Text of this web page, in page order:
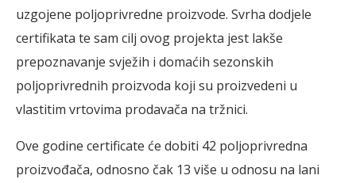
uzgojene poljoprivredne proizvode. Svrha dodjele
certifikata te sam cilj ovog projekta jest lakše
prepoznavanje svježih i domaćih sezonskih
poljoprivrednih proizvoda koji su proizvedeni u
vlastitim vrtovima prodavača na tržnici.
Ove godine certificate će dobiti 42 poljoprivredna
proizvođača, odnosno čak 13 više u odnosu na lani